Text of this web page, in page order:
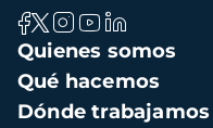
Navegación
principal
Quienes somos
Qué hacemos
Dónde trabajamos